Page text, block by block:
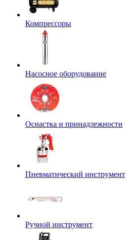
Компрессоры
Насосное оборудование
Оснастка и принадлежности
Пневматический инструмент
Ручной инструмент